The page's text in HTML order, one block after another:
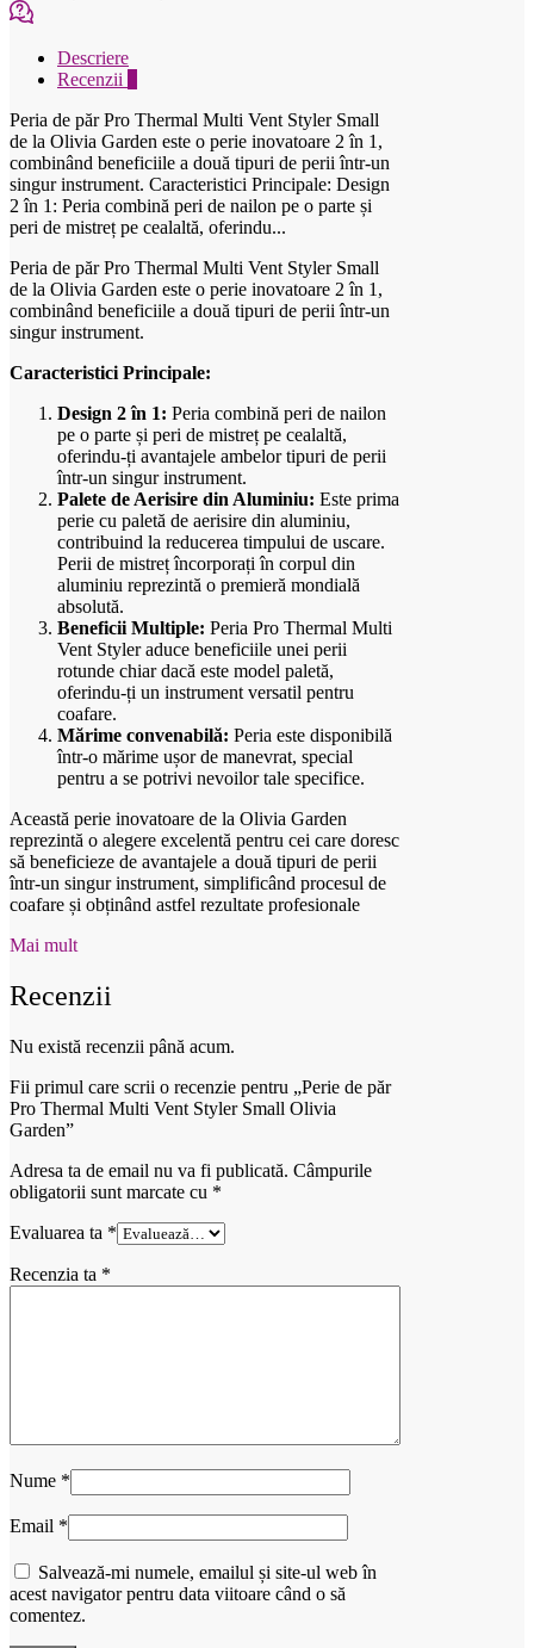
Descriere
Recenzii
Peria de păr Pro Thermal Multi Vent Styler Small
de la Olivia Garden este o perie inovatoare 2 în 1,
combinând beneficiile a două tipuri de perii într-un
singur instrument. Caracteristici Principale: Design
2 în 1: Peria combină peri de nailon pe o parte și
peri de mistreț pe cealaltă, oferindu...
Peria de păr Pro Thermal Multi Vent Styler Small
de la Olivia Garden este o perie inovatoare 2 în 1,
combinând beneficiile a două tipuri de perii într-un
singur instrument.
Caracteristici Principale:
Design 2 în 1: Peria combină peri de nailon
pe o parte și peri de mistreț pe cealaltă,
oferindu-ți avantajele ambelor tipuri de perii
într-un singur instrument.
Palete de Aerisire din Aluminiu: Este prima
perie cu paletă de aerisire din aluminiu,
contribuind la reducerea timpului de uscare.
Perii de mistreț încorporați în corpul din
aluminiu reprezintă o premieră mondială
absolută.
Beneficii Multiple: Peria Pro Thermal Multi
Vent Styler aduce beneficiile unei perii
rotunde chiar dacă este model paletă,
oferindu-ți un instrument versatil pentru
coafare.
Mărime convenabilă: Peria este disponibilă
într-o mărime ușor de manevrat, special
pentru a se potrivi nevoilor tale specifice.
Această perie inovatoare de la Olivia Garden
reprezintă o alegere excelentă pentru cei care doresc
să beneficieze de avantajele a două tipuri de perii
într-un singur instrument, simplificând procesul de
coafare și obținând astfel rezultate profesionale
Mai mult
Recenzii
Nu există recenzii până acum.
Fii primul care scrii o recenzie pentru „Perie de păr
Pro Thermal Multi Vent Styler Small Olivia
Garden”
Adresa ta de email nu va fi publicată. Câmpurile
obligatorii sunt marcate cu *
Evaluarea ta *
Recenzia ta *
Nume *
Email *
Salvează-mi numele, emailul și site-ul web în
acest navigator pentru data viitoare când o să
comentez.